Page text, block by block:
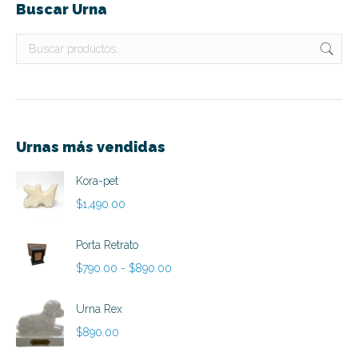
Buscar Urna
Urnas más vendidas
Kora-pet
$1,490.00
Porta Retrato
$790.00 - $890.00
Urna Rex
$890.00